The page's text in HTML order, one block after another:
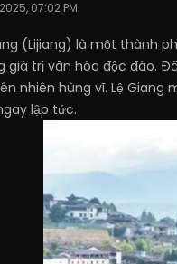
07:02 PM
(Lijiang) là một thành
giá trị văn hóa độc đáo.
nhiên hùng vĩ. Lệ Giang
lập tức.